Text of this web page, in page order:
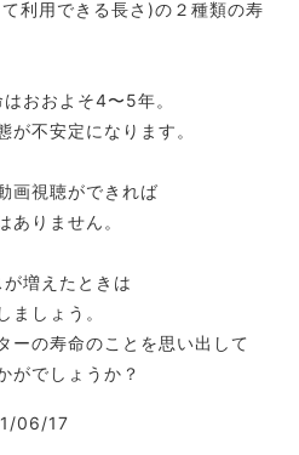
利用できる長さ)の２種類の寿
おおよそ4〜5年。
が不安定になります。
画視聴ができれば
ありません。
増えたときは
ましょう。
ーの寿命のことを思い出して
がでしょうか？
06/17